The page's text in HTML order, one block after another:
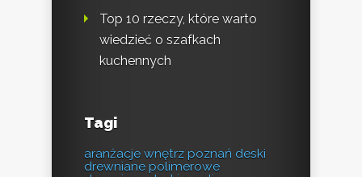
Top 10 rzeczy, które warto
wiedzieć o szafkach
kuchennych
Tagi
aranżacje wnętrz poznań deski
drewniane polimerowe